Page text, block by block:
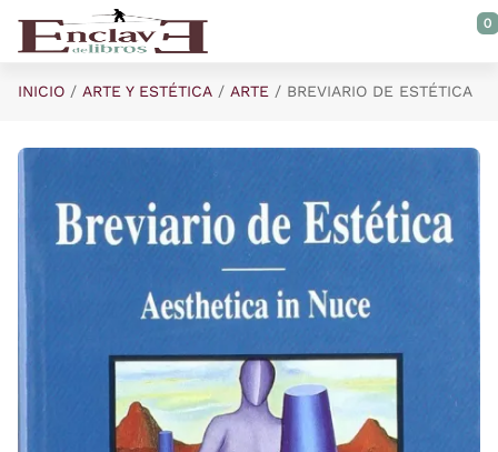
Saltar al contenido principal
0
INICIO ARTE Y ESTÉTICA ARTE BREVIARIO DE ESTÉTICA